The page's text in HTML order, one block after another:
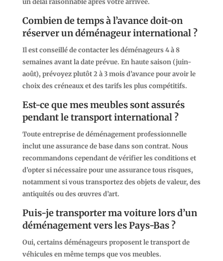
un délai raisonnable après votre arrivée.
Combien de temps à l’avance doit-on
réserver un déménageur international ?
Il est conseillé de contacter les déménageurs 4 à 8
semaines avant la date prévue. En haute saison (juin-
août), prévoyez plutôt 2 à 3 mois d’avance pour avoir le
choix des créneaux et des tarifs les plus compétitifs.
Est-ce que mes meubles sont assurés
pendant le transport international ?
Toute entreprise de déménagement professionnelle
inclut une assurance de base dans son contrat. Nous
recommandons cependant de vérifier les conditions et
d’opter si nécessaire pour une assurance tous risques,
notamment si vous transportez des objets de valeur, des
antiquités ou des œuvres d’art.
Puis-je transporter ma voiture lors d’un
déménagement vers les Pays-Bas ?
Oui, certains déménageurs proposent le transport de
véhicules en même temps que vos meubles.